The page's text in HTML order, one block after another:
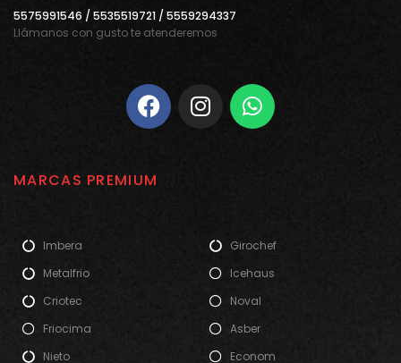
5575991546 / 5535519721 / 5559294337
Llámanos con gusto te atenderemos
MARCAS PREMIUM
Imbera
Metalfrio
Criotec
Friocima
Nieto
Girochef
Icehaus
Noval
Asber
Econom